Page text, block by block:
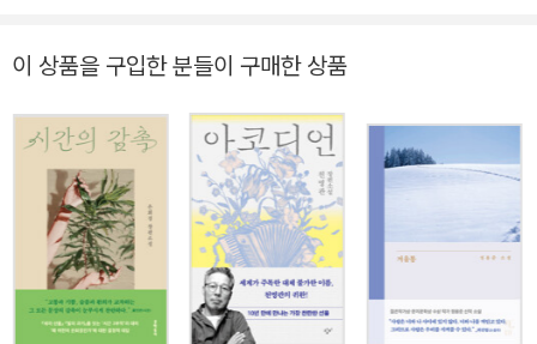
출판사 시리즈N으로 출간되었다. 전작 《흰 도시 이야기》에서 기
체인지》에서 지구를 떠나 화성으로 이주한 소녀의 이야기를 써
내려갔던 그는 신작 《호르몬 체인지》를 통해 ‘젊음을 살 수 있게
된 근미래’를 묘파하며 날카로운 상상력을 보여준다. 《호르몬 체
인지》는 타인의 호르몬을 주입받아 생체 나이를 젊게 되돌리는
수술이 가능해진 세상을 배경으로 한다. ‘젊고 건강한 몸’을 향한
욕망. 그것을 비대하게 부풀리는 기형적인 시스템. 사회의 외면과
방관을 숙주 삼아 빈곤의 악순환은 지속적으로 반복된다. 나아가
이 상품을 구입한 분들이 구매한 상품